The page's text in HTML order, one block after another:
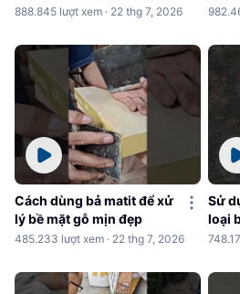
hư nhựa
888.845 lượt xem · 22 thg 7, 2026
nhựa
Cách dùng bả matit để xử
lý bề mặt gỗ mịn đẹp
485.233 lượt xem · 22 thg 7, 2026
Sử
loại